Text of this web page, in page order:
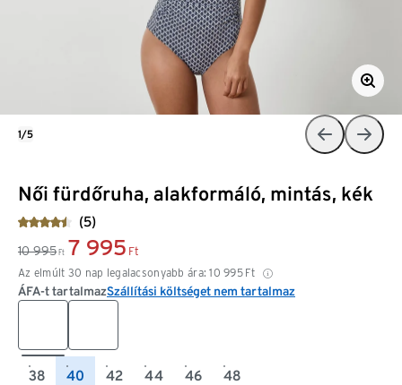
Női fürdőruha, alakformáló, mintás, kék
(5)
10 995 Ft 7 995 Ft
Az elmúlt 30 nap legalacsonyabb ára: 10 995 Ft
ÁFA-t tartalmazSzállítási költséget nem tartalmaz
38 40 42 44 46 48
1/5